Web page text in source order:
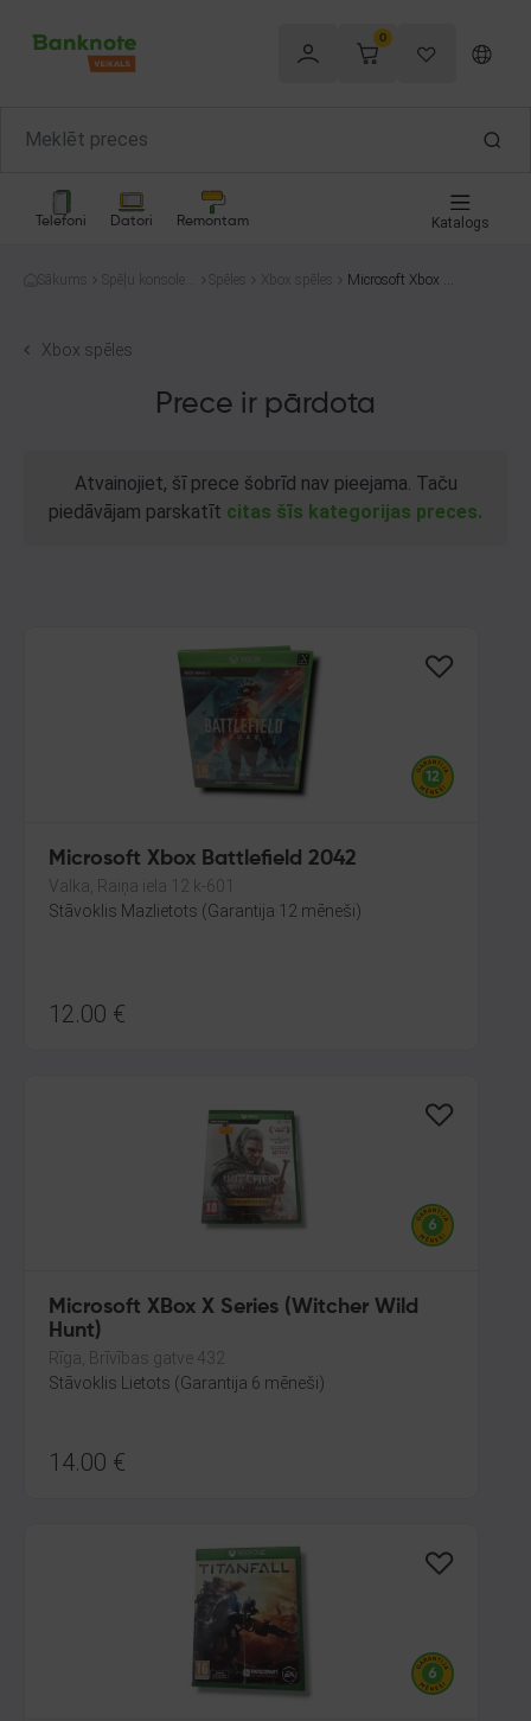
0
Telefoni Datori Remontam Katalogs
Sākums
Spēļu konsoles
Spēles Xbox spēles
Microsoft Xbox O
Xbox spēles
Prece ir pārdota
Atvainojiet, šī prece šobrīd nav pieejama. Taču
piedāvājam parskatīt citas šīs kategorijas preces.
Microsoft Xbox Battlefield 2042
Valka, Raiņa iela 12 k-601
Stāvoklis Mazlietots (Garantija 12 mēneši)
12.00 €
Microsoft XBox X Series (Witcher Wild
Hunt)
Rīga, Brīvības gatve 432
Stāvoklis Lietots (Garantija 6 mēneši)
14.00 €